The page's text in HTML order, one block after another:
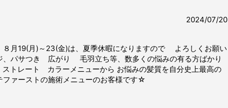
2024/07/20
月19(月)～23(金)は、夏季休暇になりますので よろしくお願い
パサつき 広がり 毛羽立ち等、数多くの悩みの有る方ばかり
トレート カラーメニューから お悩みの髪質を自分史上最高の
ァーストの施術メニューのお客様です☆